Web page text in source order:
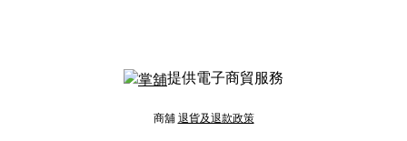
提供電子商貿服務
商舖 退貨及退款政策